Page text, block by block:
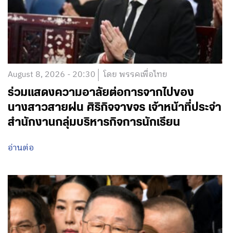
August 8, 2026 - 20:30 โดย พรรคเพื่อไทย
ร่วมแสดงความอาลัยต่อการจากไปของ
นางสาวสายฝน ศิริกิจจาขจร เจ้าหน้าที่ประจำ
สำนักงานกลุ่มบริหารกิจการนักเรียน
อ่านต่อ